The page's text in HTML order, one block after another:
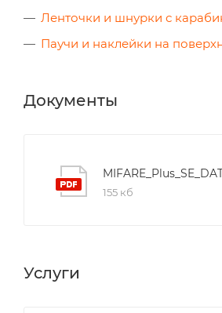
Ленточки и шнурки с
Паучи и наклейки на
Документы
155 кб
Услуги